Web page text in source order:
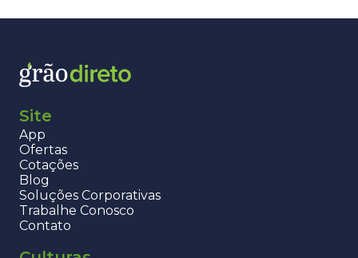
Site
App
Ofertas
Cotações
Blog
Soluções Corporativas
Trabalhe Conosco
Contato